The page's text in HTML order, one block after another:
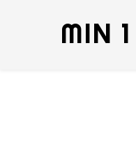
MIN